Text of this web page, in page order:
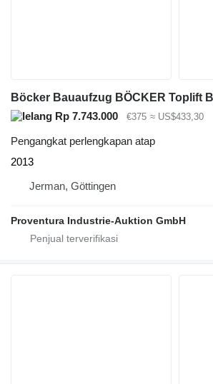
Böcker Bauaufzug BÖCKER Toplift
Rp 7.743.000
€375 ≈ US$433,30
Pengangkat perlengkapan atap
2013
Jerman, Göttingen
Proventura Industrie-Auktion GmbH